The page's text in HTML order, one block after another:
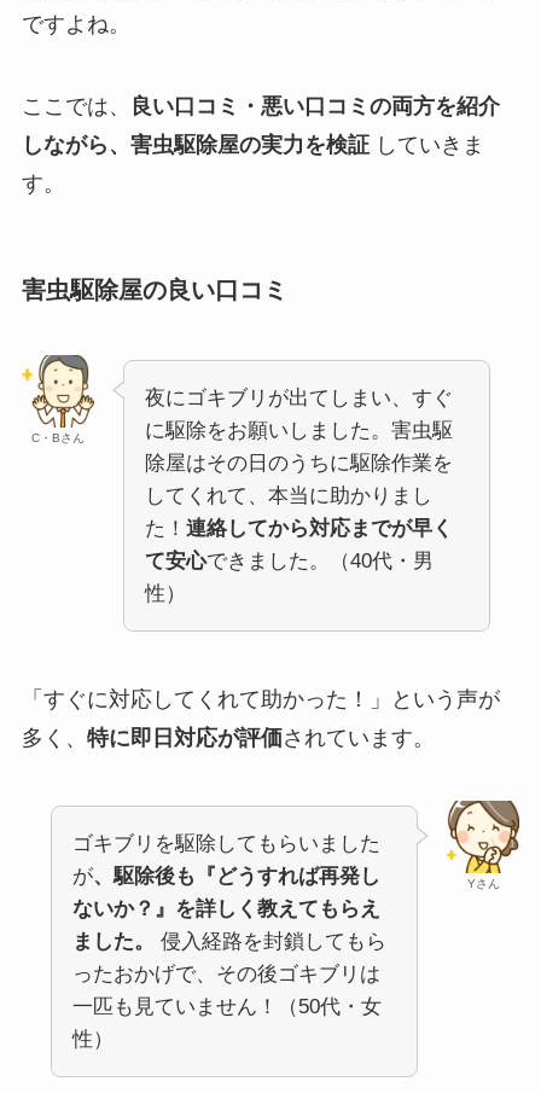
ですよね。
ここでは、
良い口コミ・悪い口コミの両方を紹介
しながら、害虫駆除屋の実力を検証していきま
す。
害虫駆除屋の良い口コミ
C・Bさん
夜にゴキブリが出てしまい、すぐ
に駆除をお願いしました。害虫駆
除屋はその日のうちに駆除作業を
してくれて、本当に助かりまし
た！ 連絡してから対応までが早く
て安心できました。（40代・男
性）
「すぐに対応してくれて助かった！」という声が
多く、 特に即日対応が評価されています。
Yさん
ゴキブリを駆除してもらいました
が、駆除後も『どうすれば再発し
ないか？』を詳しく教えてもらえ
ました。
侵入経路を封鎖してもら
ったおかげで、その後ゴキブリは
一匹も見ていません！（50代・女
性）